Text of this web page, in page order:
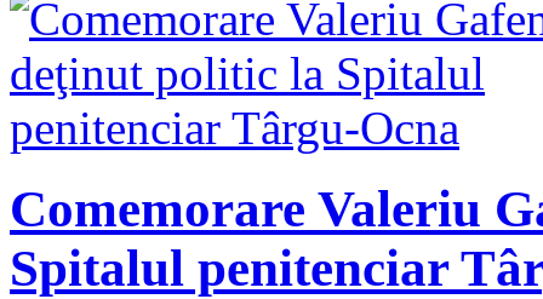
Comemorare Valeriu
Spitalul penitenciar